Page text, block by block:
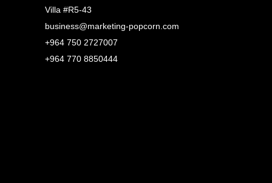
Villa #R5-43
business@marketing-popcorn.com
+964 750 2727007
+964 770 8850444